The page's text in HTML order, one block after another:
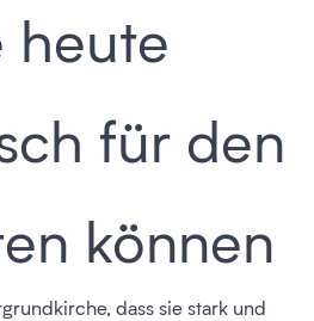
heute
für den
können
dass sie stark und